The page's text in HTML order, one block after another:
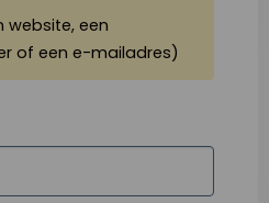
website, een
of een e-mailadres)